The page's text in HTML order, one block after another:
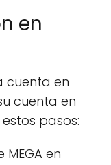
en
cuenta en
cuenta en
pasos:
en